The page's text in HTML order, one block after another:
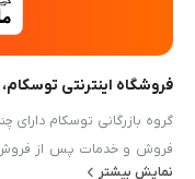
فروشگاه اینترنتی
فروش و خدمات پس از فروش
نمایش بیشتر